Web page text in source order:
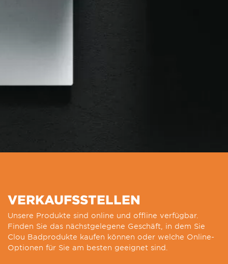
VERKAUFSSTELLEN
Unsere Produkte sind online und offline verfügbar.
Finden Sie das nächstgelegene Geschäft, in dem Sie
Clou Badprodukte kaufen können oder welche Online-
Optionen für Sie am besten geeignet sind.